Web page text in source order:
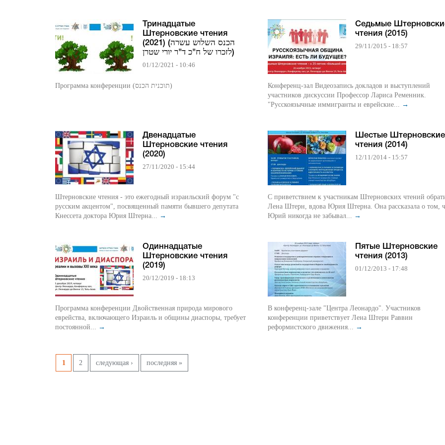
Тринадцатые
Штерновские чтения
(2021) (הכנס השלוש עשרה
לזכרו של ח"כ ד"ר יורי שטרן)
01/12/2021 - 10:46
Двенадцатые
Штерновские чтения
(2020)
27/11/2020 - 15:44
Штерновские чтения - это ежегодный израильский форум "с
русским акцентом", посвященный памяти бывшего депутата
Кнессета доктора Юрия Штерна... →
Одиннадцатые
Штерновские чтения
(2019)
20/12/2019 - 18:13
Программа конференции Двойственная природа мирового
еврейства, включающего Израиль и общины диаспоры, требует
постоянной... →
Седьмые
чтения (2015)
29/11/2015 - 18:57
Конференц-зал Видеозапись докладов и выступлений
участников дискуссии Профессор Лариса Ременник.
"Русскоязычные иммигранты и еврейские... →
Шестые Штерновские
чтения (2014)
12/11/2014 - 15:57
С приветствием к участникам Штерновских чтений
Лена Штерн, вдова Юрия Штерна. Она рассказала о том,
Юрий никогда не забывал... →
Пятые Штерновские
чтения (2013)
01/12/2013 - 17:48
В конференц-зале "Центра Леонардо". Участников
конференции приветствует Лена Штерн Раввин
реформистского движения... →
Страницы
1 2 следующая › последняя »